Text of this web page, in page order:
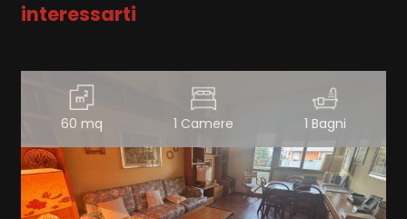
interessarti
60 mq 1 Camere 1 Bagni